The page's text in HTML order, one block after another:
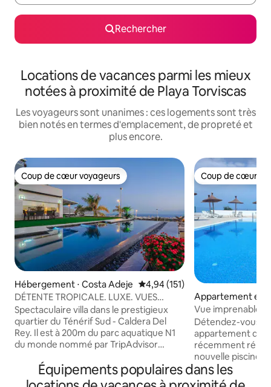
Rechercher
Locations de vacances parmi les mieux
notées à proximité de Playa Torviscas
Les voyageurs sont unanimes : ces logements sont très
bien notés en termes d'emplacement, de propreté et
plus encore.
Coup de cœur voyageurs
Coup de cœur voyageurs
Hébergement ⋅ Costa Adeje Évaluation moyenne sur la
4,94 (151)
DÉTENTE TROPICALE. LUXE. VUES
SPECTACULAIRES.
Spectaculaire villa dans le prestigieux
quartier du Ténérif Sud - Caldera Del
Rey. Il est à 200m du parc aquatique N1
du monde nommé par TripAdvisor
300m se trouve le plus grand centre
commercial du sud - SIAM MALL. Vue
Coup de cœur
Coup de cœur
Appartement en
⋅ Costa Adeje
Vue imprenable
appartement
Détendez-vous
appartement
récemment
nouvelle piscine
meilleurs
Costa Adeje. Il
Équipements populaires dans les